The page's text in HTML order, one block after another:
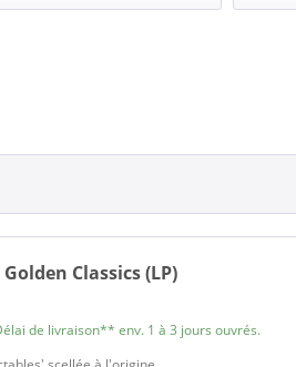
Classics (LP)
de livraison** env. 1 à 3 jours ouvrés.